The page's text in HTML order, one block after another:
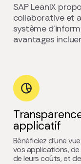
SAP LeanIX
collaborative et
système
avantages
applicatif
Bénéficiez d’une
vos applications,
de leurs coûts, et